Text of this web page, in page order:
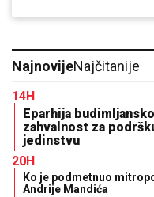
NajnovijeNajčitanije
14H
Eparhija
zahvalnost za
jedinstvu
20H
Ko je podmetnuo
Andrije Mandića